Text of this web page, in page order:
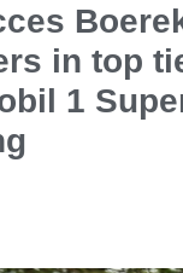
in top
1